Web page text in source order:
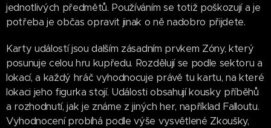
jednotlivých předmětů. Používáním se totiž poškozují a je
potřeba je občas opravit jinak o ně nadobro přijdete.
Karty událostí jsou dalším zásadním prvkem Zóny, který
posunuje celou hru kupředu. Rozdělují se podle sektoru a
lokací, a každý hráč vyhodnocuje právě tu kartu, na které
lokaci jeho figurka stojí. Události obsahují kousky příběhů
a rozhodnutí, jak je známe z jiných her, například Falloutu.
Vyhodnocení probíhá podle výše vysvětlené Zkoušky,